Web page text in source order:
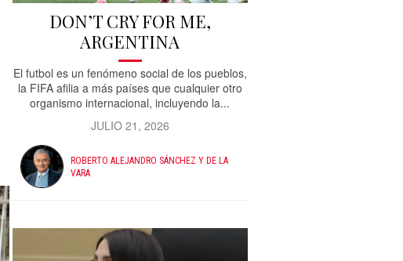
DON’T CRY FOR ME,
ARGENTINA
El futbol es un fenómeno social de los pueblos,
la FIFA afilia a más países que cualquier otro
organismo internacional, incluyendo la...
JULIO 21, 2026
ROBERTO ALEJANDRO SÁNCHEZ Y DE LA
VARA